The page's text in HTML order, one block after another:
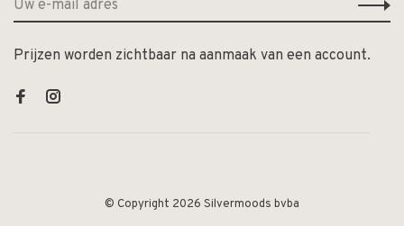
Prijzen worden zichtbaar na aanmaak van een account.
© Copyright 2026 Silvermoods bvba